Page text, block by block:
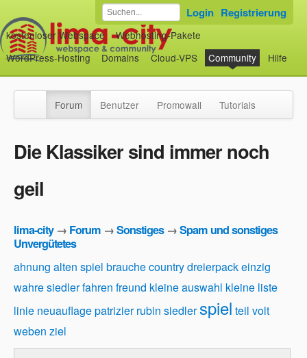
kostenloser Webspace
Webhosting-Pakete
WordPress-Hosting
Domains Cloud-VPS Community Hilfe
Login Registrierung
Forum Benutzer Promowall Tutorials
Die Klassiker sind immer noch
geil
lima-city→ Forum →Sonstiges→Spam und sonstiges
Unvergütetes
ahnung alten spiel brauchecountrydreierpackeinzig
wahre siedlerfahren freund kleine auswahl kleine liste
linie neuauflagepatrizier rubin siedler spiel teil volt
weben ziel